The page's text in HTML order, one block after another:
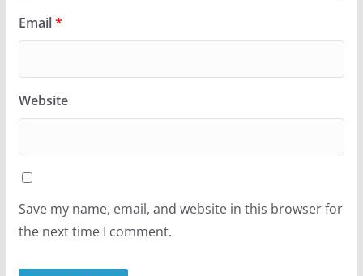
Email*
Website
Save my name, email, and website in this browser for
the next time I comment.